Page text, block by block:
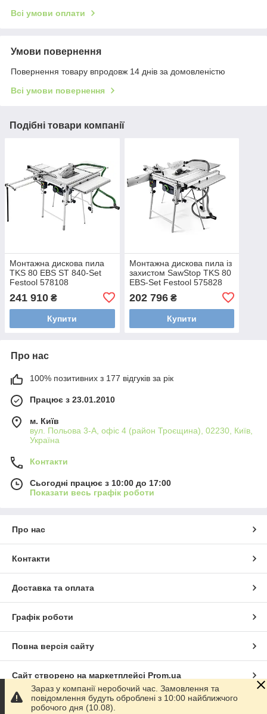
Всі умови оплати
Умови повернення
Повернення товару впродовж 14 днів за домовленістю
Всі умови повернення
Подібні товари компанії
Монтажна дискова пила
TKS 80 EBS ST 840-Set
Festool 578108
241 910 ₴
Купити
Монтажна дискова пила із
захистом SawStop TKS 80
EBS-Set Festool 575828
202 796₴
Купити
Про нас
100% позитивних з 177 відгуків за рік
Працює з 23.01.2010
м. Київ
вул. Польова 3-А, офіс 4 (район Троєщина), 02230, Київ,
Україна
Контакти
Сьогодні працює з 10:00 до 17:00
Показати весь графік роботи
Про нас
Контакти
Доставка та оплата
Графік роботи
Повна версія сайту
Сайт створено на маркетплейсі Prom.ua
Політика конфіденційності
Зараз у компанії неробочий час. Замовлення та
повідомлення будуть оброблені з 10:00 найближчого
робочого дня (10.08).